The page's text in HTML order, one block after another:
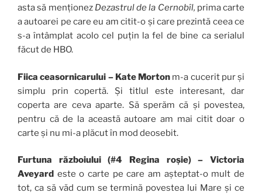
asta să menționez Dezastrul de la Cernobîl, prima carte
a autoarei pe care eu am citit-o și care prezintă ceea ce
s-a întâmplat acolo cel puțin la fel de bine ca serialul
făcut de HBO.
Fiica ceasornicarului – Kate Morton m-a cucerit pur și
simplu prin copertă. Și titlul este interesant, dar
coperta are ceva aparte. Să sperăm că și povestea,
pentru că de la această autoare am mai citit doar o
carte și nu mi-a plăcut în mod deosebit.
Furtuna războiului (#4 Regina roșie) – Victoria
Aveyard este o carte pe care am așteptat-o mult de
tot, ca să văd cum se termină povestea lui Mare și ce